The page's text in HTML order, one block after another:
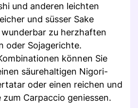
und anderen leichten
und süsser Sake
zu herzhaften
oder Sojagerichte.
können Sie
säurehaltigen Nigori-
oder einen reichen und
Carpaccio geniessen.